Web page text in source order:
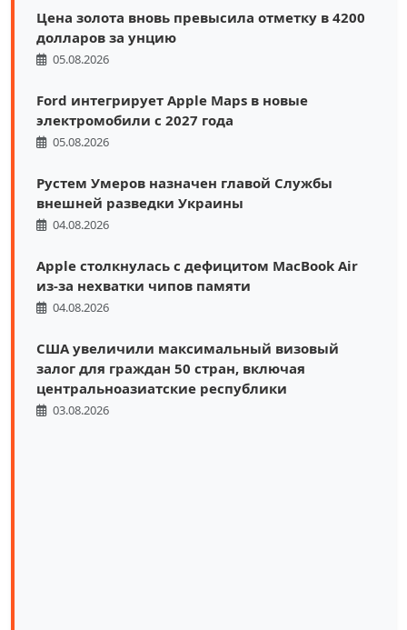
Цена золота вновь превысила отметку в 4200
долларов за унцию
05.08.2026
Ford интегрирует Apple Maps в новые
электромобили с 2027 года
05.08.2026
Рустем Умеров назначен главой Службы
внешней разведки Украины
04.08.2026
Apple столкнулась с дефицитом MacBook Air
из-за нехватки чипов памяти
04.08.2026
США увеличили максимальный визовый
залог для граждан 50 стран, включая
центральноазиатские республики
03.08.2026